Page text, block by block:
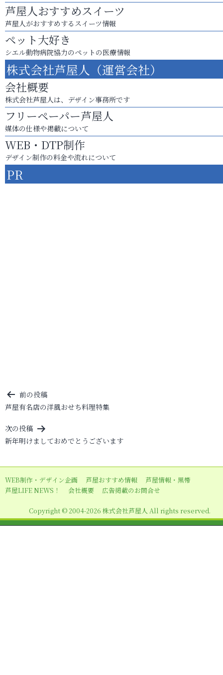
芦屋人おすすめスイーツ
芦屋人がおすすめするスイーツ情報
ペット大好き
シエル動物病院協力のペットの医療情報
株式会社芦屋人（運営会社）
会社概要
株式会社芦屋人は、デザイン事務所です
フリーペーパー芦屋人
媒体の仕様や掲載について
WEB・DTP制作
デザイン制作の料金や流れについて
PR
投
稿
ナ
ビ
ー
シ
ン
前の投稿
芦屋有名店の洋風おせち料理特集
次の投稿
新年明けましておめでとうございます
WEB制作・デザイン企画 芦屋おすすめ情報
芦屋情報・黒帯
芦屋LIFE NEWS！
会社概要 広告掲載のお問合せ
Copyright © 2004-2026 株式会社芦屋人 All rights reserved.